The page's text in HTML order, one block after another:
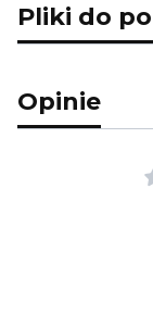
Pliki do
Opinie